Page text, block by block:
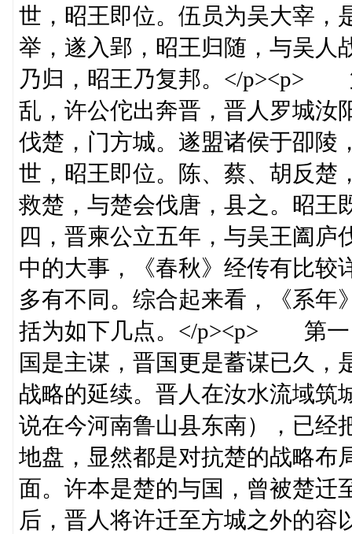
世，昭王即位。伍员为吴大宰，
举，遂入郢，昭王归随，与吴人
乃归，昭王乃复邦。</p><p>
乱，许公佗出奔晋，晋人罗城汝
伐楚，门方城。遂盟诸侯于卲
世，昭王即位。陈、蔡、胡反楚
救楚，与楚会伐唐，县之。昭
四，晋柬公立五年，与吴王阖
中的大事，《春秋》经传有比较
多有不同。综合起来看，《系年
括为如下几点。</p><p> 第一
国是主谋，晋国更是蓄谋已久，
战略的延续。晋人在汝水流域筑
说在今河南鲁山县东南），已经
地盘，显然都是对抗楚的战略布
面。许本是楚的与国，曾被楚迁
后，晋人将许迁至方城之外的容